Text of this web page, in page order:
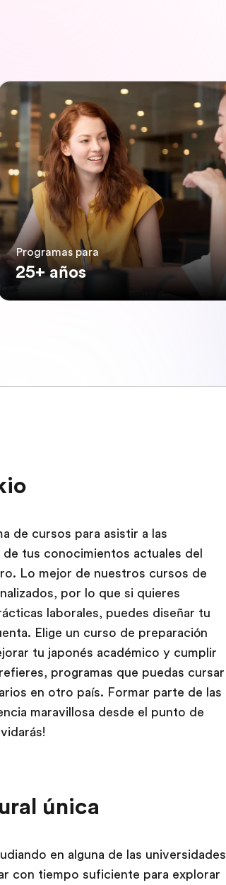
Programas para
25+ años
de cursos para asistir a las
tus conocimientos actuales del
Lo mejor de nuestros cursos de
por lo que si quieres
laborales, puedes diseñar tu
Elige un curso de preparación
tu japonés académico y cumplir
programas que puedas cursar
en otro país. Formar parte de las
maravillosa desde el punto de
única
en alguna de las universidades
con tiempo suficiente para explorar